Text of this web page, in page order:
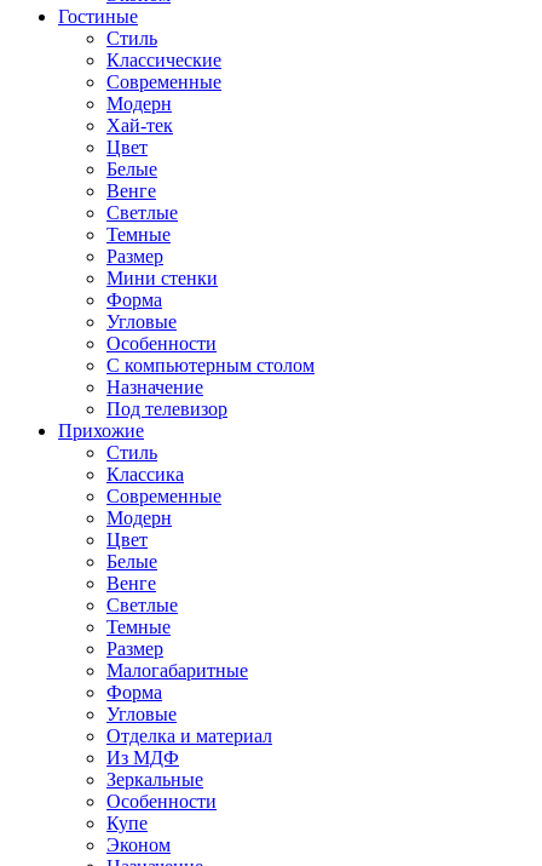
Гостиные
Стиль
Классические
Современные
Модерн
Хай-тек
Цвет
Белые
Венге
Светлые
Темные
Размер
Мини стенки
Форма
Угловые
Особенности
С компьютерным столом
Назначение
Под телевизор
Прихожие
Стиль
Классика
Современные
Модерн
Цвет
Белые
Венге
Светлые
Темные
Размер
Малогабаритные
Форма
Угловые
Отделка и материал
Из МДФ
Зеркальные
Особенности
Купе
Эконом